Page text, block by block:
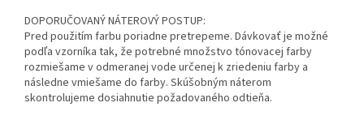
DOPORUČOVANÝ NÁTEROVÝ POSTUP:
Pred použitím farbu poriadne pretrepeme. Dávkovať je možné
podľa vzorníka tak, že potrebné množstvo tónovacej farby
rozmiešame v odmeranej vode určenej k zriedeniu farby a
následne vmiešame do farby. Skúšobným náterom
skontrolujeme dosiahnutie požadovaného odtieňa.